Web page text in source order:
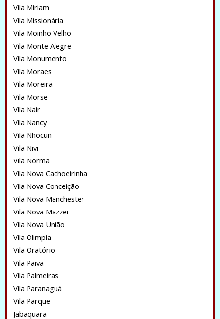
Vila Miriam
Vila Missionária
Vila Moinho Velho
Vila Monte Alegre
Vila Monumento
Vila Moraes
Vila Moreira
Vila Morse
Vila Nair
Vila Nancy
Vila Nhocun
Vila Nivi
Vila Norma
Vila Nova Cachoeirinha
Vila Nova Conceição
Vila Nova Manchester
Vila Nova Mazzei
Vila Nova União
Vila Olimpia
Vila Oratório
Vila Paiva
Vila Palmeiras
Vila Paranaguá
Vila Parque
Jabaquara